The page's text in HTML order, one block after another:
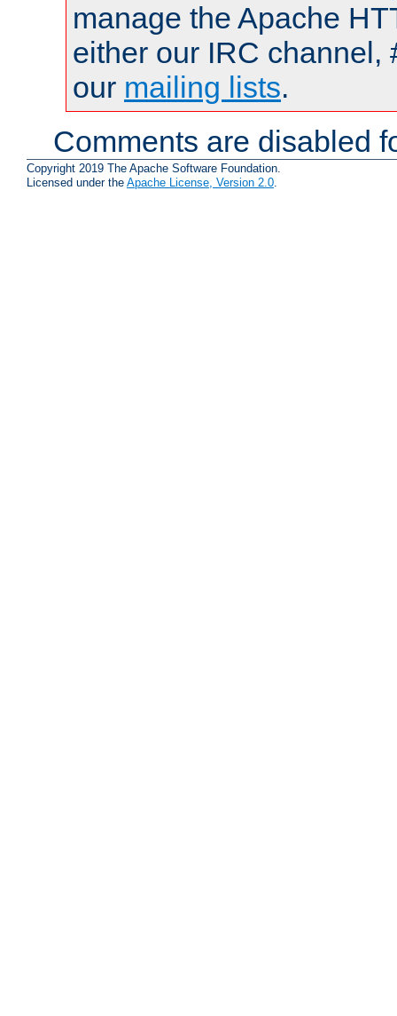
manage the Apache
either our IRC channel,
our mailing lists.
Comments are disabled
Copyright 2019 The Apache Software Foundation.
Licensed under the Apache License, Version 2.0.